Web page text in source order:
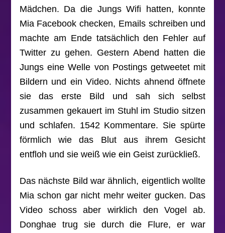
Mädchen. Da die Jungs Wifi hatten, konnte
Mia Facebook checken, Emails schreiben und
machte am Ende tatsächlich den Fehler auf
Twitter zu gehen. Gestern Abend hatten die
Jungs eine Welle von Postings getweetet mit
Bildern und ein Video. Nichts ahnend öffnete
sie das erste Bild und sah sich selbst
zusammen gekauert im Stuhl im Studio sitzen
und schlafen. 1542 Kommentare. Sie spürte
förmlich wie das Blut aus ihrem Gesicht
entfloh und sie weiß wie ein Geist zurückließ.
Das nächste Bild war ähnlich, eigentlich wollte
Mia schon gar nicht mehr weiter gucken. Das
Video schoss aber wirklich den Vogel ab.
Donghae trug sie durch die Flure, er war